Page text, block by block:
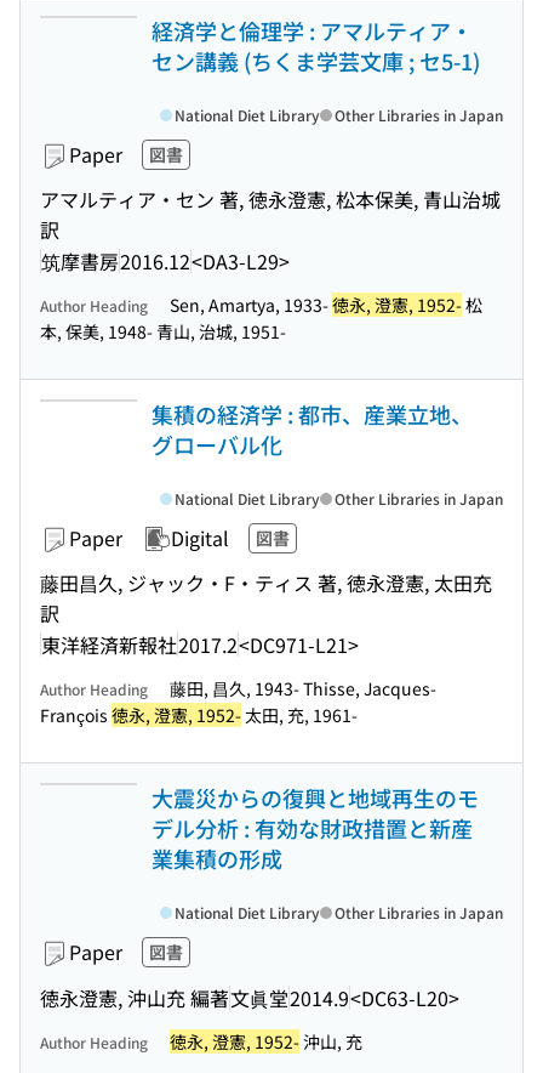
経済学と倫理学 : アマルティア・
セン講義 (ちくま学芸文庫 ; セ5-1)
Paper 図書
アマルティア・セン 著, 徳永澄憲, 松本保美, 青山治城
訳
筑摩書房2016.12<DA3-L29>
National Diet Library Other Libraries in Japan
Author Heading Sen, Amartya, 1933-徳永, 澄憲, 1952-松
本, 保美, 1948- 青山, 治城, 1951-
集積の経済学 : 都市、産業立地、
グローバル化
Paper Digital 図書
藤田昌久, ジャック・F・ティス 著, 徳永澄憲, 太田充
訳
東洋経済新報社2017.2<DC971-L21>
National Diet Library Other Libraries in Japan
Author Heading
藤田, 昌久, 1943- Thisse, Jacques-
François 徳永, 澄憲, 1952-太田, 充, 1961-
大震災からの復興と地域再生のモ
デル分析 : 有効な財政措置と新産
業集積の形成
Paper 図書
徳永澄憲, 沖山充 編著文眞堂2014.9<DC63-L20>
National Diet Library Other Libraries in Japan
Author Heading 徳永, 澄憲, 1952-沖山, 充